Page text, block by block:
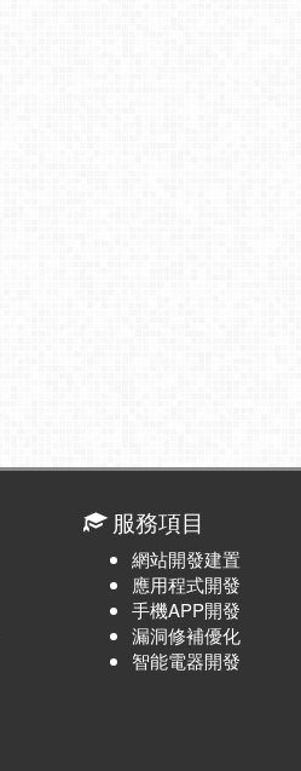
服務項目
網站開發建置
應用程式開發
手機APP開發
漏洞修補優化
智能電器開發